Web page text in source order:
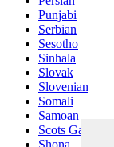
Punjabi
Serbian
Sesotho
Sinhala
Slovak
Slovenian
Somali
Samoan
Scots Gaelic
Shona